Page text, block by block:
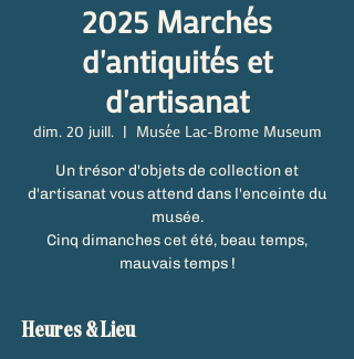
2025 Marchés
d'antiquités et
d'artisanat
dim. 20 juill.
  |
Musée Lac-Brome Museum
Un trésor d'objets de collection et
d'artisanat vous attend dans l'enceinte du
musée.
Cinq dimanches cet été, beau temps,
mauvais temps !
Heures & Lieu